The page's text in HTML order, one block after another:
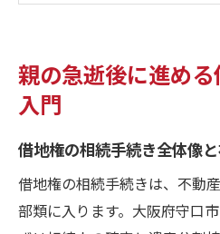
借地権相続時に知っ
借地権の相続におけ
グと方法
借地権相続で迷った際
借地権相続でよくあ
親の急逝後に進め
入門
借地権の相続手続き全体像
借地権の相続手続きは、不動
部類に入ります。大阪府守口